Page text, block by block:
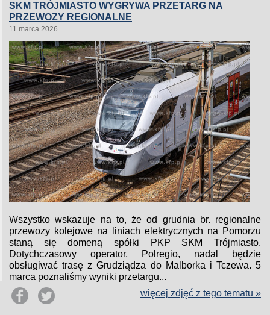
SKM TRÓJMIASTO WYGRYWA PRZETARG NA
PRZEWOZY REGIONALNE
11 marca 2026
Wszystko wskazuje na to, że od grudnia br. regionalne
przewozy kolejowe na liniach elektrycznych na Pomorzu
staną się domeną spółki PKP SKM Trójmiasto.
Dotychczasowy operator, Polregio, nadal będzie
obsługiwać trasę z Grudziądza do Malborka i Tczewa. 5
marca poznaliśmy wyniki przetargu...
więcej zdjęć z tego tematu »